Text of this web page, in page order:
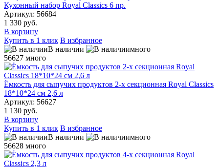
Кухонный набор Royal Classics 6 пр.
Артикул: 56684
1 330 руб.
В корзину
Купить в 1 клик В избранное
В наличии
много
56627 много
Ёмкость для сыпучих продуктов 2-х секционная Royal Classics
18*10*24 см 2,6 л
Артикул: 56627
1 130 руб.
В корзину
Купить в 1 клик В избранное
В наличии
много
56628 много